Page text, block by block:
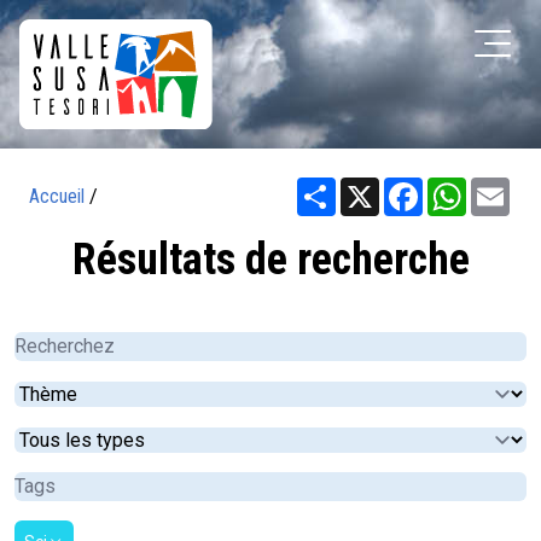
Accueil / Share X Facebook
Résultats de recherche